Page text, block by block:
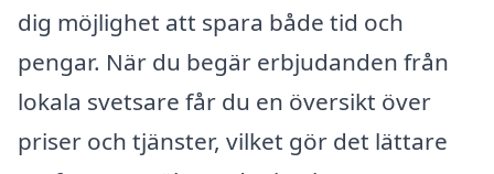
dig möjlighet att spara både tid och
pengar. När du begär erbjudanden från
lokala svetsare får du en översikt över
priser och tjänster, vilket gör det lättare